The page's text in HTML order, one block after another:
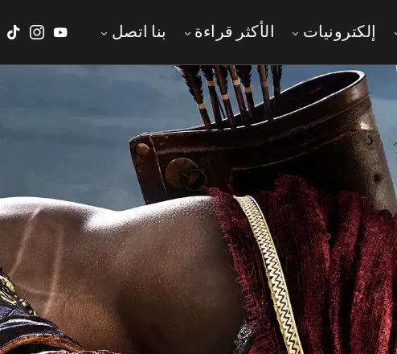
إلكترونيات الأكثر قراءة ‫بنا‬ ‫اتصل‬